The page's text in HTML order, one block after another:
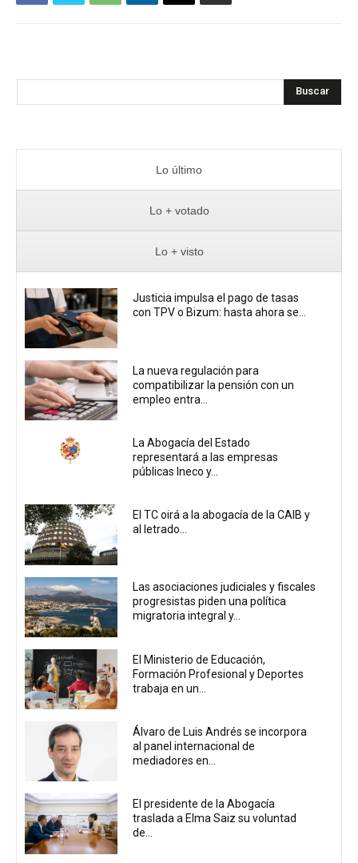
Buscar
Lo último
Lo + votado
Lo + visto
Justicia impulsa el pago de tasas
con TPV o Bizum: hasta ahora se...
La nueva regulación para
compatibilizar la pensión con un
empleo entra...
La Abogacía del Estado
representará a las empresas
públicas Ineco y...
El TC oirá a la abogacía de la CAIB y
al letrado...
Las asociaciones judiciales y fiscales
progresistas piden una política
migratoria integral y...
El Ministerio de Educación,
Formación Profesional y Deportes
trabaja en un...
Álvaro de Luis Andrés se incorpora
al panel internacional de
mediadores en...
El presidente de la Abogacía
traslada a Elma Saiz su voluntad
de...